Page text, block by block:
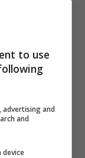
quelle
agenzie
sono
Unite
di
umani.
to use
advertising and
and
device